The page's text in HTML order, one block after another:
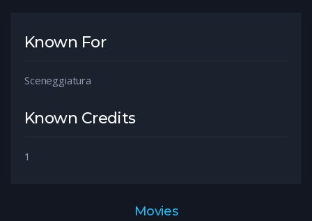
Known For
Sceneggiatura
Known Credits
1
Movies